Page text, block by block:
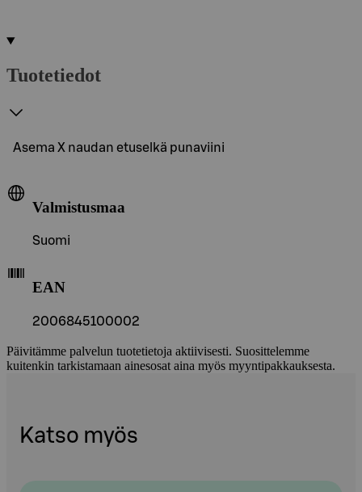
Tuotetiedot
Asema X naudan etuselkä punaviini
Valmistusmaa
Suomi
EAN
2006845100002
Päivitämme palvelun tuotetietoja aktiivisesti. Suosittelemme
kuitenkin tarkistamaan ainesosat aina myös myyntipakkauksesta.
Katso myös